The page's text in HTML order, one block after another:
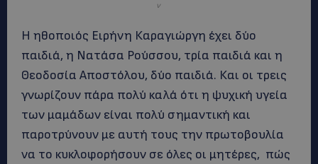
ν
Η ηθοποιός Ειρήνη Καραγιώργη έχει δύο
παιδιά, η Νατάσα Ρούσσου, τρία παιδιά και η
Θεοδοσία Αποστόλου, δύο παιδιά. Και οι τρεις
γνωρίζουν πάρα πολύ καλά ότι η ψυχική υγεία
των μαμάδων είναι πολύ σημαντική και
παροτρύνουν με αυτή τους την πρωτοβουλία
να το κυκλοφορήσουν σε όλες οι μητέρες, πώς